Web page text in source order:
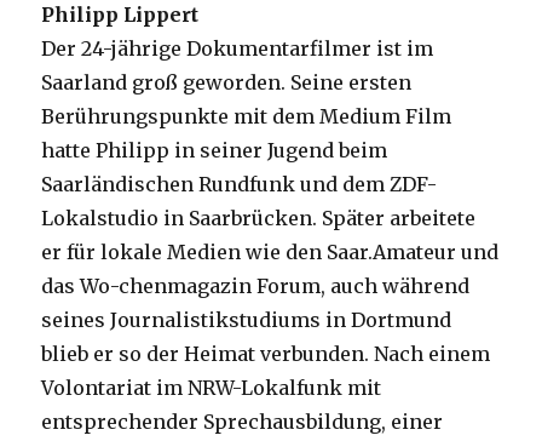
Philipp Lippert
Der 24-jährige Dokumentarfilmer ist im
Saarland groß geworden. Seine ersten
Berührungspunkte mit dem Medium Film
hatte Philipp in seiner Jugend beim
Saarländischen Rundfunk und dem ZDF-
Lokalstudio in Saarbrücken. Später arbeitete
er für lokale Medien wie den Saar.Amateur und
das Wo-chenmagazin Forum, auch während
seines Journalistikstudiums in Dortmund
blieb er so der Heimat verbunden. Nach einem
Volontariat im NRW-Lokalfunk mit
entsprechender Sprechausbildung, einer